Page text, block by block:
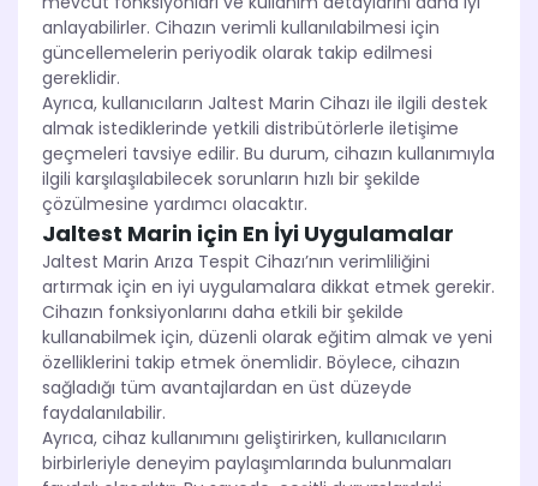
anlayabilirler. Cihazın verimli kullanılabilmesi için
güncellemelerin periyodik olarak takip edilmesi
gereklidir.
Ayrıca, kullanıcıların Jaltest Marin Cihazı ile ilgili destek
almak istediklerinde yetkili distribütörlerle iletişime
geçmeleri tavsiye edilir. Bu durum, cihazın kullanımıyla
ilgili karşılaşılabilecek sorunların hızlı bir şekilde
çözülmesine yardımcı olacaktır.
Jaltest Marin için En İyi Uygulamalar
Jaltest Marin Arıza Tespit Cihazı’nın verimliliğini
artırmak için en iyi uygulamalara dikkat etmek gerekir.
Cihazın fonksiyonlarını daha etkili bir şekilde
kullanabilmek için, düzenli olarak eğitim almak ve yeni
özelliklerini takip etmek önemlidir. Böylece, cihazın
sağladığı tüm avantajlardan en üst düzeyde
faydalanılabilir.
Ayrıca, cihaz kullanımını geliştirirken, kullanıcıların
birbirleriyle deneyim paylaşımlarında bulunmaları